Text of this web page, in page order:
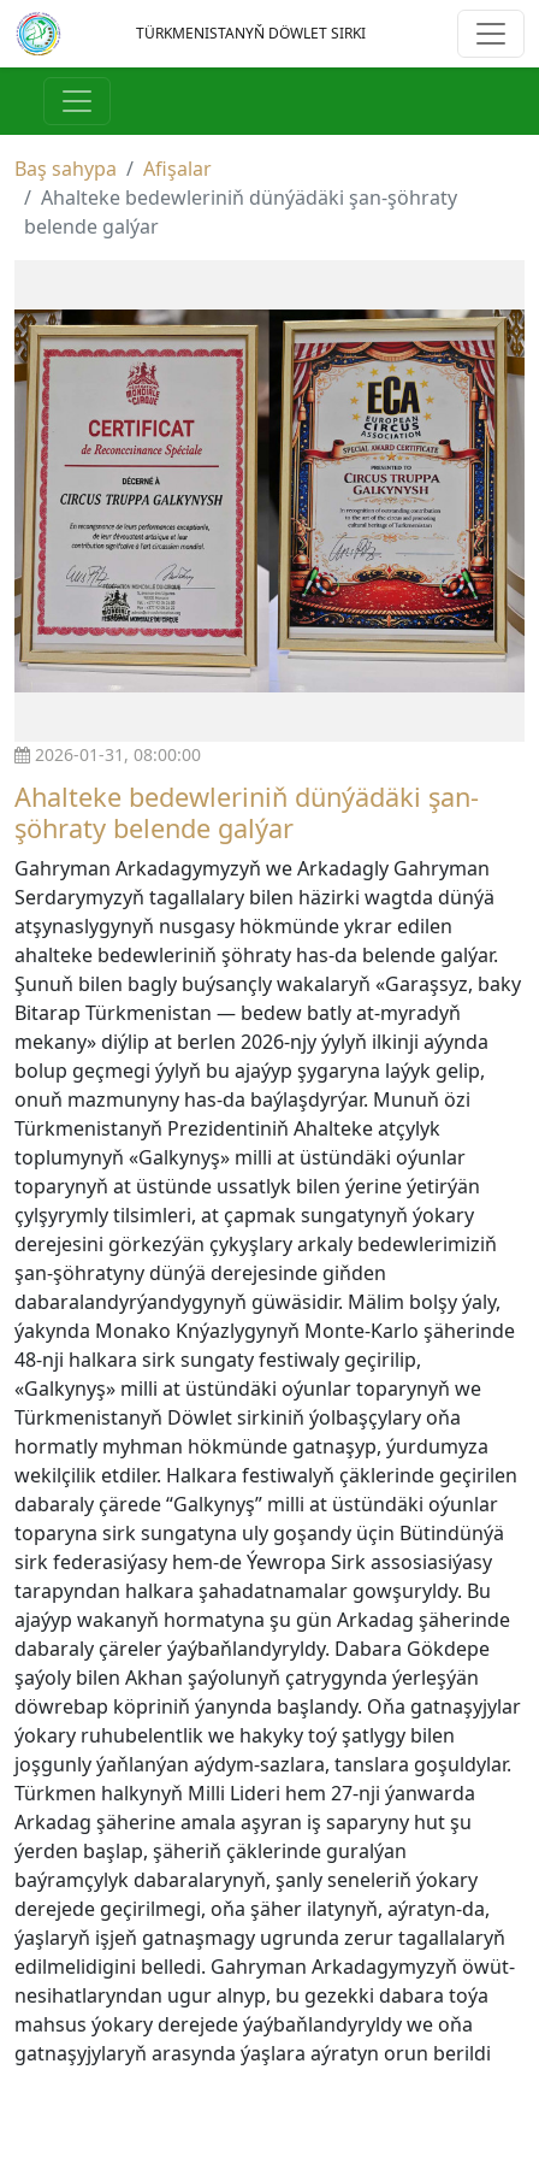
TÜRKMENISTANYŇ DÖWLET SIRKI
Baş sahypa
Afişalar
Ahalteke bedewleriniň dünýädäki şan-şöhraty
belende galýar
2026-01-31, 08:00:00
Ahalteke bedewleriniň dünýädäki şan-
şöhraty belende galýar
Gahryman Arkadagymyzyň we Arkadagly Gahryman
Serdarymyzyň tagallalary bilen häzirki wagtda dünýä
atşynaslygynyň nusgasy hökmünde ykrar edilen
ahalteke bedewleriniň şöhraty has-da belende galýar.
Şunuň bilen bagly buýsançly wakalaryň «Garaşsyz, baky
Bitarap Türkmenistan — bedew batly at-myradyň
mekany» diýlip at berlen 2026-njy ýylyň ilkinji aýynda
bolup geçmegi ýylyň bu ajaýyp şygaryna laýyk gelip,
onuň mazmunyny has-da baýlaşdyrýar. Munuň özi
Türkmenistanyň Prezidentiniň Ahalteke atçylyk
toplumynyň «Galkynyş» milli at üstündäki oýunlar
toparynyň at üstünde ussatlyk bilen ýerine ýetirýän
çylşyrymly tilsimleri, at çapmak sungatynyň ýokary
derejesini görkezýän çykyşlary arkaly bedewlerimiziň
şan-şöhratyny dünýä derejesinde giňden
dabaralandyrýandygynyň güwäsidir. Mälim bolşy ýaly,
ýakynda Monako Knýazlygynyň Monte-Karlo şäherinde
48-nji halkara sirk sungaty festiwaly geçirilip,
«Galkynyş» milli at üstündäki oýunlar toparynyň we
Türkmenistanyň Döwlet sirkiniň ýolbaşçylary oňa
hormatly myhman hökmünde gatnaşyp, ýurdumyza
wekilçilik etdiler. Halkara festiwalyň çäklerinde geçirilen
dabaraly çärede “Galkynyş” milli at üstündäki oýunlar
toparyna sirk sungatyna uly goşandy üçin Bütindünýä
sirk federasiýasy hem-de Ýewropa Sirk assosiasiýasy
tarapyndan halkara şahadatnamalar gowşuryldy. Bu
ajaýyp wakanyň hormatyna şu gün Arkadag şäherinde
dabaraly çäreler ýaýbaňlandyryldy. Dabara Gökdepe
şaýoly bilen Akhan şaýolunyň çatrygynda ýerleşýän
döwrebap köpriniň ýanynda başlandy. Oňa gatnaşyjylar
ýokary ruhubelentlik we hakyky toý şatlygy bilen
joşgunly ýaňlanýan aýdym-sazlara, tanslara goşuldylar.
Türkmen halkynyň Milli Lideri hem 27-nji ýanwarda
Arkadag şäherine amala aşyran iş saparyny hut şu
ýerden başlap, şäheriň çäklerinde guralýan
baýramçylyk dabaralarynyň, şanly seneleriň ýokary
derejede geçirilmegi, oňa şäher ilatynyň, aýratyn-da,
ýaşlaryň işjeň gatnaşmagy ugrunda zerur tagallalaryň
edilmelidigini belledi. Gahryman Arkadagymyzyň öwüt-
nesihatlaryndan ugur alnyp, bu gezekki dabara toýa
mahsus ýokary derejede ýaýbaňlandyryldy we oňa
gatnaşyjylaryň arasynda ýaşlara aýratyn orun berildi